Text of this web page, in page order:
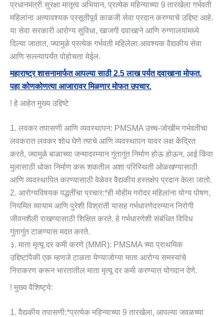
प्रधानमंत्री सुरक्षा मातृत्व अभियान, प्रत्येक महिन्याच्या 9 तारखेला गर्भवती
महिलांना अत्यावश्यक प्रसूतीपूर्व काळजी सेवा प्रदान करण्याचे उद्दिष्ट आहे.
या सेवा सरकारी आरोग्य सुविधा, खाजगी दवाखाने आणि रुग्णालयांमध्ये
दिल्या जातात, ज्यामुळे प्रत्येक गर्भवती महिलेला आवश्यक वैद्यकीय सेवा
आणि सल्ल्यापर्यंत पोहोचता येईल.
महाराष्ट्र शासनामार्फत आपल्या साठी 2.5 लाख पर्यत दवाखाना मोफत.
पहा कोणकोणत्या आजारावर मिळणार मोफत उपचार.
! हे आहेत मुख्य उद्दिष्टे
1. लवकर तपासणी आणि व्यवस्थापन: PMSMA उच्च-जोखीम गर्भवतीचा
लवकरात लवकर शोध घेणे त्याचे आणि व्यवस्थापन यावर लक्ष केंद्रित
करते, ज्यामुळे बाळाच्या जन्मादरम्यान गुंतागुंत निर्माण होऊ होऊन, आई किंवा
मुलासाठी धोका निर्माण करू शकतील अशा परिस्थिती ओळखण्यासाठी
आणि व्यवस्थापित करण्यासाठी वेळेवर वैद्यकीय हस्तक्षेप प्रदान केला जातो.
2. आरोग्यविषयक पद्धतींचा प्रचार:*ही मोहीम गरोदर महिलांना योग्य पोषण,
नियमित व्यायाम आणि पुरेशी विश्रांती यासह गर्भधारणेदरम्यान निरोगी
जीवनशैली राखण्यासाठी शिक्षित करते. हे गर्भधारणेशी संबंधित विविध
गुंतागुंत टाळण्यास मदत करते.
३. माता मृत्यू दर कमी करणे (MMR): PMSMA च्या प्राथमिक
उद्दिष्टांपैकी एक म्हणजे टाळता येण्याजोग्या माता आरोग्य समस्यांचे
निराकरण करून भारतातील माता मृत्यू दर कमी करण्यात योगदान देणे.
! मुख्य वैशिष्ट्ये:
1. वैद्यकीय तपासणी:*प्रत्येक महिन्याच्या 9 तारखेला, आपल्या जवळच्या